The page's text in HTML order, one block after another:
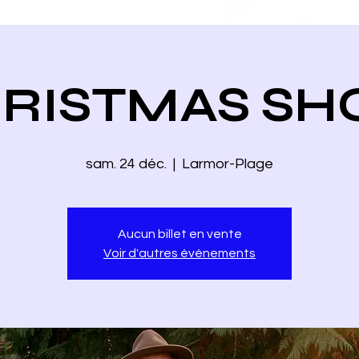
sam. 24 déc.
  |
Larmor-Plage
Aucun billet en vente
Voir d'autres événements